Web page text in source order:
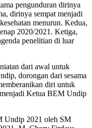
pengunduran dirinya
dirinya sempat menjadi
menurun. Kedua,
2020/2021. Ketiga,
penelitian di luar
dari awal untuk
dorongan dari sesama
diri untuk
Ketua BEM Undip
Undip 2021 oleh SM